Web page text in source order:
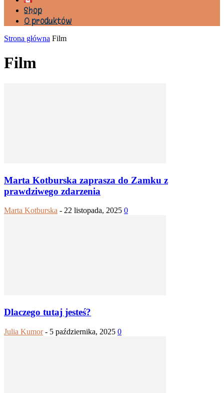
Shop
0 produktów
Strona główna Film
Film
Marta Kotburska zaprasza do Zamku z
prawdziwego zdarzenia
Marta Kotburska - 22 listopada, 2025 0
Dlaczego tutaj jesteś?
Julia Kumor - 5 października, 2025 0